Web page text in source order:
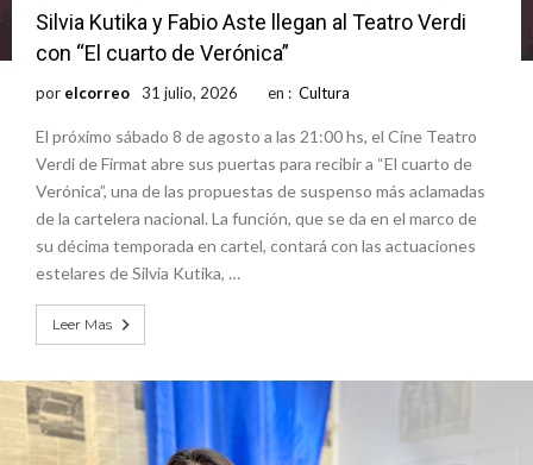
Silvia Kutika y Fabio Aste llegan al Teatro Verdi
con “El cuarto de Verónica”
por elcorreo 31 julio, 2026 en : Cultura
El próximo sábado 8 de agosto a las 21:00 hs, el Cine Teatro
Verdi de Firmat abre sus puertas para recibir a “El cuarto de
Verónica”, una de las propuestas de suspenso más aclamadas
de la cartelera nacional. La función, que se da en el marco de
su décima temporada en cartel, contará con las actuaciones
estelares de Silvia Kutika, …
Leer Mas